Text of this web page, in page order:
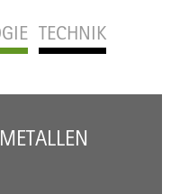
TECHNIK